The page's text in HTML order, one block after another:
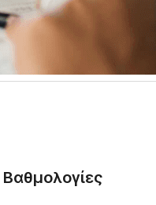
Βαθμολογίες